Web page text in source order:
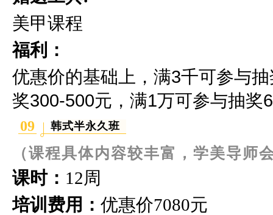
美甲课程
福利：
优惠价的基础上，满3千可参与
奖300-500元，满1万可参与抽奖
09 韩式半永久班
（课程具体内容较丰富，学美导师
课时： 12周
培训费用： 优惠价7080元